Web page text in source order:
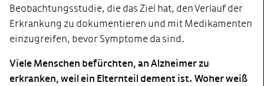
Beobachtungsstudie, die das Ziel hat, den Verlauf der
Erkrankung zu dokumentieren und mit Medikamenten
einzugreifen, bevor Symptome da sind.
Viele Menschen befürchten, an Alzheimer zu
erkranken, weil ein Elternteil dement ist. Woher weiß